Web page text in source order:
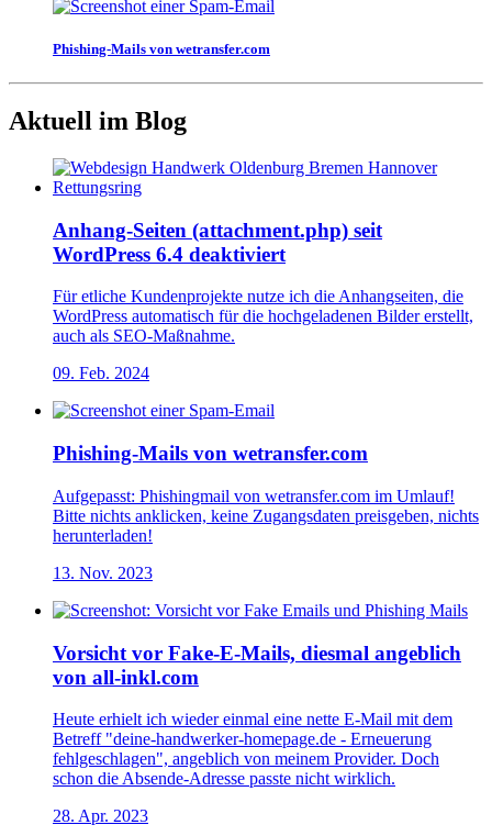
Phishing-Mails von wetransfer.com
Aktuell im Blog
Anhang-Seiten (attachment.php) seit
WordPress 6.4 deaktiviert
Für etliche Kundenprojekte nutze ich die Anhangseiten, die
WordPress automatisch für die hochgeladenen Bilder erstellt,
auch als SEO-Maßnahme.
09. Feb. 2024
Phishing-Mails von wetransfer.com
Aufgepasst: Phishingmail von wetransfer.com im Umlauf!
Bitte nichts anklicken, keine Zugangsdaten preisgeben, nichts
herunterladen!
13. Nov. 2023
Vorsicht vor Fake-E-Mails, diesmal angeblich
von all-inkl.com
Heute erhielt ich wieder einmal eine nette E-Mail mit dem
Betreff "deine-handwerker-homepage.de - Erneuerung
fehlgeschlagen", angeblich von meinem Provider. Doch
schon die Absende-Adresse passte nicht wirklich.
28. Apr. 2023